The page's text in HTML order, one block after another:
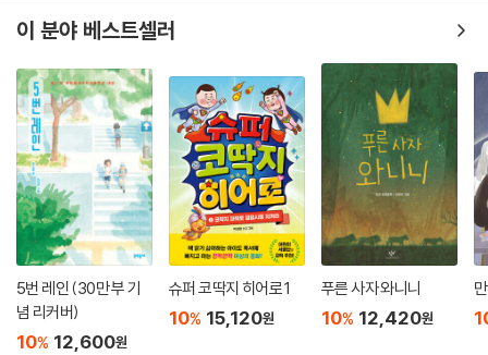
이 분야 베스트셀러
5번 레인 (30만 부 기
념 리커버)
10% 12,600원
슈퍼 코딱지 히어로 1
10% 15,120원
푸른 사자 와니니
10% 12,420원